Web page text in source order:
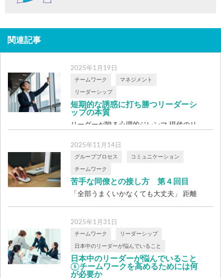
関連記事
2025年1月19日
チームワーク マネジメント
リーダーシップ
短期的な誘惑に打ち勝つリーダーシ
ップの本質
リーダーが陥る心理的ジレンマ 現代のリ
成果 […]
2025年11月14日
グループプロセス コミュニケーション
チームワーク
苦手な同僚との接し方 第４回目
「全部うまくいかなくても大丈夫」 距離
を保ちつつ、安心して働くための心構え
苦手 […]
2025年1月31日
チームワーク リーダーシップ
日本中のリーダーが悩んでいること
日本中のリーダーが悩んでいること
⑤チームワークを高めるためには何
が必要か